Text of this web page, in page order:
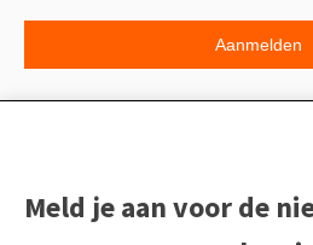
Meld je aan voor de